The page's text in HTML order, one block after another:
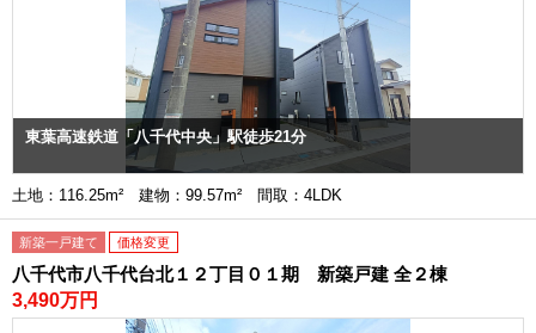
東葉高速鉄道「八千代中央」駅徒歩21分
土地：116.25m² 建物：99.57m² 間取：4LDK
新築一戸建て 価格変更
八千代市八千代台北１２丁目０１期 新築戸建 全２棟
3,490万円